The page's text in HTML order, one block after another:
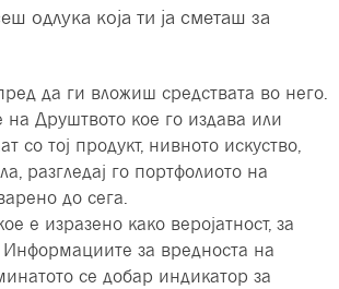
одлука која ти ја сметаш за
да ги вложиш средствата во него.
на Друштвото кое го издава или
со тој продукт, нивното искуство,
разгледај го портфолиото на
до сега.
е изразено како веројатност, за
за вредноста на
се добар индикатор за